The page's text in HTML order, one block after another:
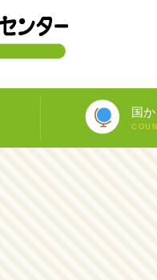
国
アメリ
カナダ
オースト
ニュージー
イギリ
アイルラ
マルタ
イタリ
スペイ
フラン
ドイツ
南アフ